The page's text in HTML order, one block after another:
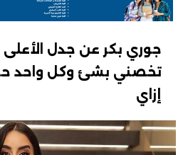
جوري بكر عن جدل
تخصني بشئ وكل واحد
إزاي